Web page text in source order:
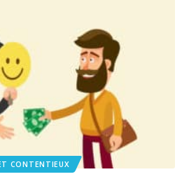
CONTENTIEUX